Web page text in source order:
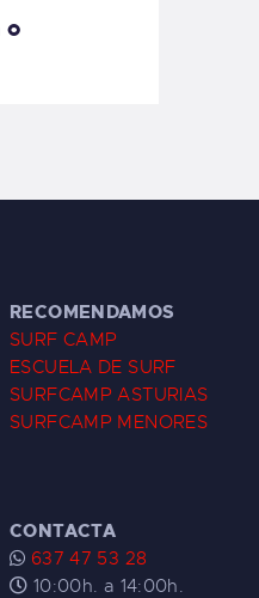
o
RECOMENDAMOS
SURF CAMP
ESCUELA DE SURF
SURFCAMP ASTURIAS
SURFCAMP MENORES
CONTACTA
637 47 53 28
10:00h. a 14:00h.